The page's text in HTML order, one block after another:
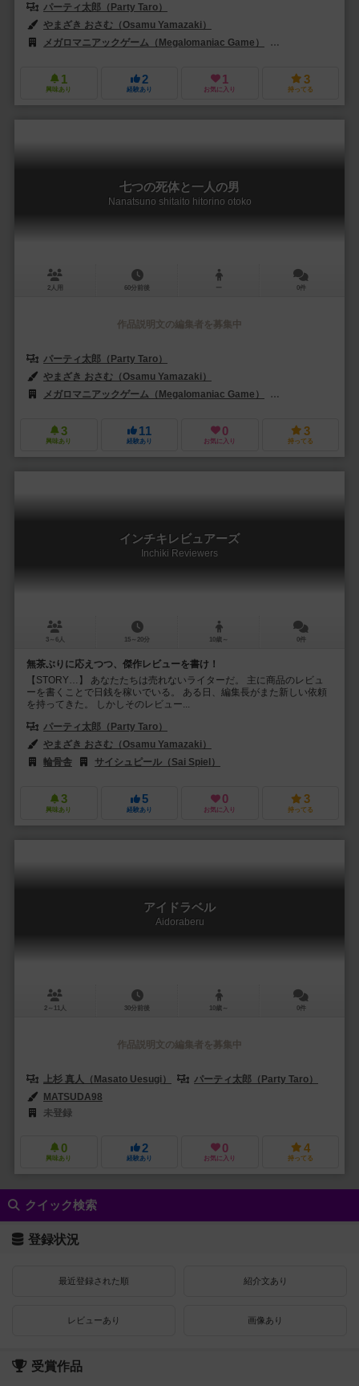
パーティ太郎（Party Taro）
やまざき おさむ（Osamu Yamazaki）
メガロマニアックゲーム（Megalomaniac Game）
1
興味あり
2
経験あり
1
お気に入り
3
持ってる
七つの死体と一人の男
Nanatsuno shitaito hitorino otoko
2人用 60分前後 ー 0件
作品説明文の編集者を募集中
パーティ太郎（Party Taro）
やまざき おさむ（Osamu Yamazaki）
メガロマニアックゲーム（Megalomaniac Game）
3
興味あり
11
経験あり
0
お気に入り
3
持ってる
インチキレビュアーズ
Inchiki Reviewers
3～6人 15～20分 10歳～ 0件
無茶ぶりに応えつつ、傑作レビューを書け！
【STORY…】 あなたたちは売れないライターだ。 主に商品のレビュ
ーを書くことで日銭を稼いでいる。 ある日、編集長がまた新しい依頼
を持ってきた。 しかしそのレビュー...
パーティ太郎（Party Taro）
やまざき おさむ（Osamu Yamazaki）
輪骨舎
サイシュピール（Sai Spiel）
3
興味あり
5
経験あり
0
お気に入り
3
持ってる
アイドラベル
Aidoraberu
2～11人 30分前後 10歳～ 0件
作品説明文の編集者を募集中
上杉 真人（Masato Uesugi）
パーティ太郎（Party Taro）
MATSUDA98
未登録
0
興味あり
2
経験あり
0
お気に入り
4
持ってる
クイック検索
登録状況
最近登録された順 紹介文あり
レビューあり 画像あり
受賞作品